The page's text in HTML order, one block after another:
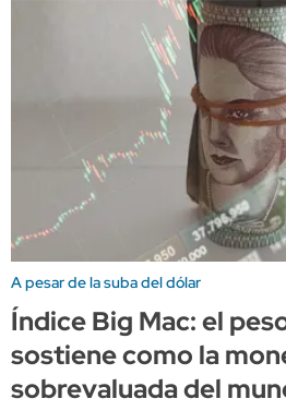
A pesar de la suba del dólar
Índice Big Mac: el
sostiene como la
sobrevaluada del